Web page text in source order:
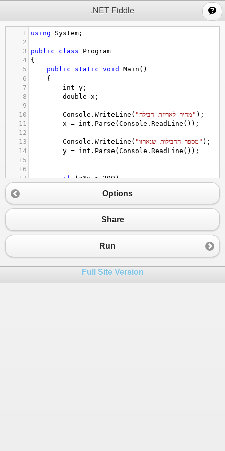
.NET Fiddle
1 using System ;
2
3
public class
Program
4
{
5
public static void Main ()
6
{
7
int y ;
8
double x ;
9
10
Console . WriteLine ( "מחיר לאריזת חבילה" );
11
x = int . Parse ( Console . ReadLine ());
12
13
Console . WriteLine ( "מספר החבילות שנארזו" );
14
y = int . Parse ( Console . ReadLine ());
15
16
17
if (x*y > 200)
"אפשר לשלם בתשלומים"
19
20
}
Options
Share
Run
Full Site Version